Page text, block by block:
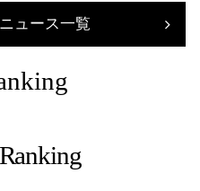
ュース一覧